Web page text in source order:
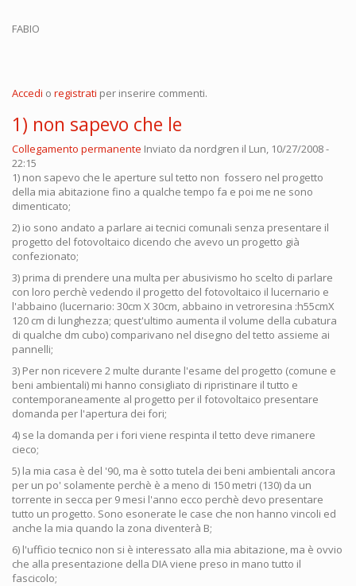
FABIO
Accedi o registrati per inserire commenti.
1) non sapevo che le
Collegamento permanente Inviato da nordgren il Lun, 10/27/2008 -
22:15
1) non sapevo che le aperture sul tetto non fossero nel progetto
della mia abitazione fino a qualche tempo fa e poi me ne sono
dimenticato;
2) io sono andato a parlare ai tecnici comunali senza presentare il
progetto del fotovoltaico dicendo che avevo un progetto già
confezionato;
3) prima di prendere una multa per abusivismo ho scelto di parlare
con loro perchè vedendo il progetto del fotovoltaico il lucernario e
l'abbaino (lucernario: 30cm X 30cm, abbaino in vetroresina :h55cmX
120 cm di lunghezza; quest'ultimo aumenta il volume della cubatura
di qualche dm cubo) comparivano nel disegno del tetto assieme ai
pannelli;
3) Per non ricevere 2 multe durante l'esame del progetto (comune e
beni ambientali) mi hanno consigliato di ripristinare il tutto e
contemporaneamente al progetto per il fotovoltaico presentare
domanda per l'apertura dei fori;
4) se la domanda per i fori viene respinta il tetto deve rimanere
cieco;
5) la mia casa è del '90, ma è sotto tutela dei beni ambientali ancora
per un po' solamente perchè è a meno di 150 metri (130) da un
torrente in secca per 9 mesi l'anno ecco perchè devo presentare
tutto un progetto. Sono esonerate le case che non hanno vincoli ed
anche la mia quando la zona diventerà B;
6) l'ufficio tecnico non si è interessato alla mia abitazione, ma è ovvio
che alla presentazione della DIA viene preso in mano tutto il
fascicolo;